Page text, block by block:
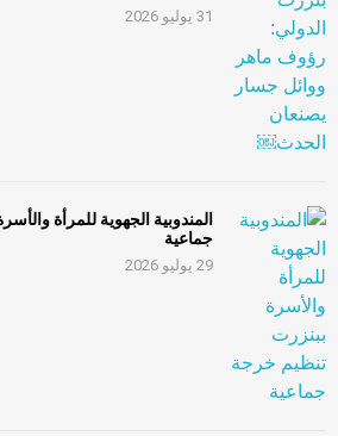
31 يوليو 2026
المندوبية الجهوية للمرأة
جماعية
29 يوليو 2026